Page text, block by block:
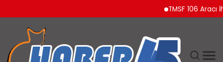
TMSF 106 Aracı